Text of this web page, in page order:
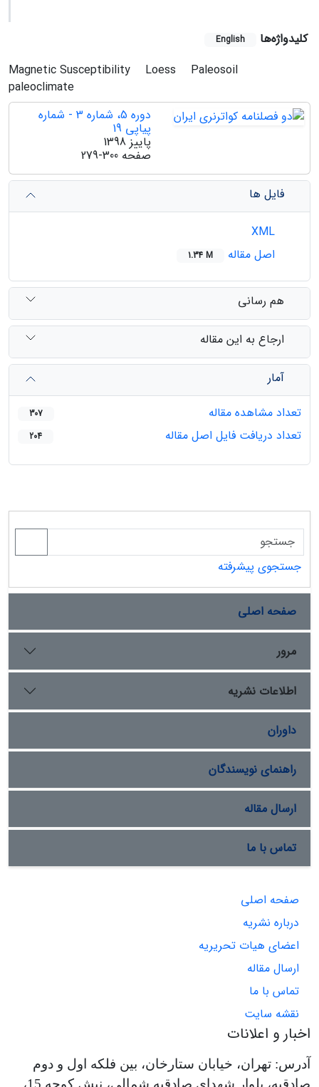
کلیدواژه‌ها English
Magnetic Susceptibility Loess
Paleosoil
paleoclimate
دوره 5، شماره 3 - شماره
پیاپی 19
پاییز 1398
صفحه 279-300
فایل ها
اصل مقاله
1.34 M
هم رسانی
ارجاع به این مقاله
آمار
تعداد مشاهده مقاله
307
تعداد دریافت فایل اصل مقاله 204
جستجوی پیشرفته
صفحه اصلی
مرور
اطلاعات نشریه
داوران
راهنمای نویسندگان
ارسال مقاله
تماس با ما
صفحه اصلی
درباره نشریه
اعضای هیات تحریریه
ارسال مقاله
تماس با ما
نقشه سایت
اخبار و اعلانات
آدرس: تهران، خیابان ستارخان، بین فلکه اول و دوم
صادقیه، بلوار شهدای صادقیه شمالی، نبش کوچه 15،